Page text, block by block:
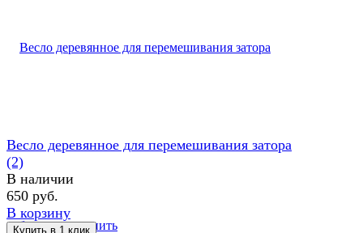
избранное сравнить
Весло деревянное для перемешивания затора
(2)
В наличии
650 руб.
В корзину